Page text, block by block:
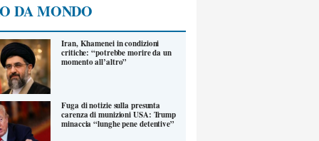
DA MONDO
Iran, Khamenei in condizioni
critiche: “potrebbe morire da un
momento all’altro”
Fuga di notizie sulla presunta
carenza di munizioni USA: Trump
minaccia “lunghe pene detentive”